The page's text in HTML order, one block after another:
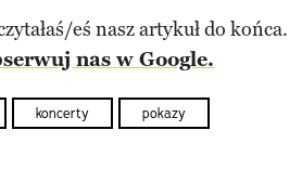
eś nasz artykuł do końca.
nas w Google.
koncerty pokazy